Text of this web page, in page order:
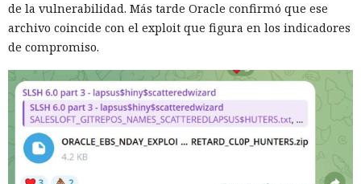
de la vulnerabilidad. Más tarde Oracle confirmó que ese
archivo coincide con el exploit que figura en los indicadores
de compromiso.